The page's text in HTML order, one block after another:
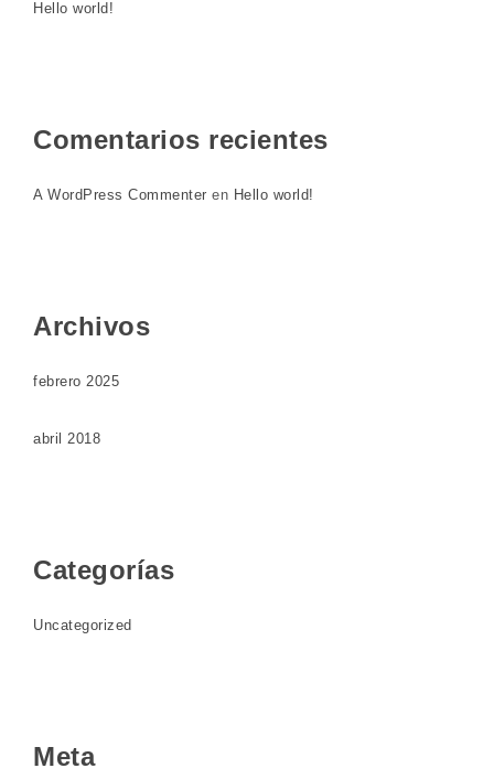
Hello world!
Comentarios recientes
A WordPress Commenter en Hello world!
Archivos
febrero 2025
abril 2018
Categorías
Uncategorized
Meta